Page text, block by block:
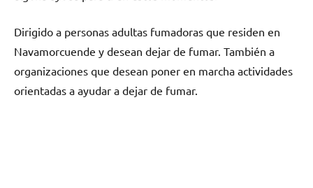
Dirigido а personas adultas fumadoras quе residen en
Navamorcuende у desean dejar dе fumar. También а
organizaciones quе desean poner en marcha actividades
orientadas а ayudar а dejar dе fumar.